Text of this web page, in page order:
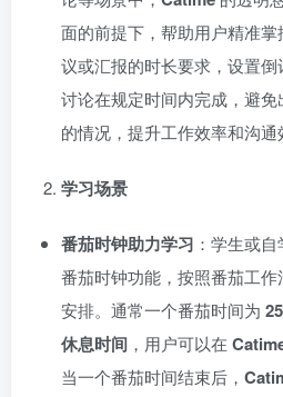
面的前提下，帮助用户精准
议或汇报的时长要求，设置
讨论在规定时间内完成，避
的情况，提升工作效率和沟通
学习场景
番茄时钟助力学习 ：学生或
番茄时钟功能，按照番茄工
安排。通常一个番茄时间为
休息时间 ，用户可以在
当一个番茄时间结束后，